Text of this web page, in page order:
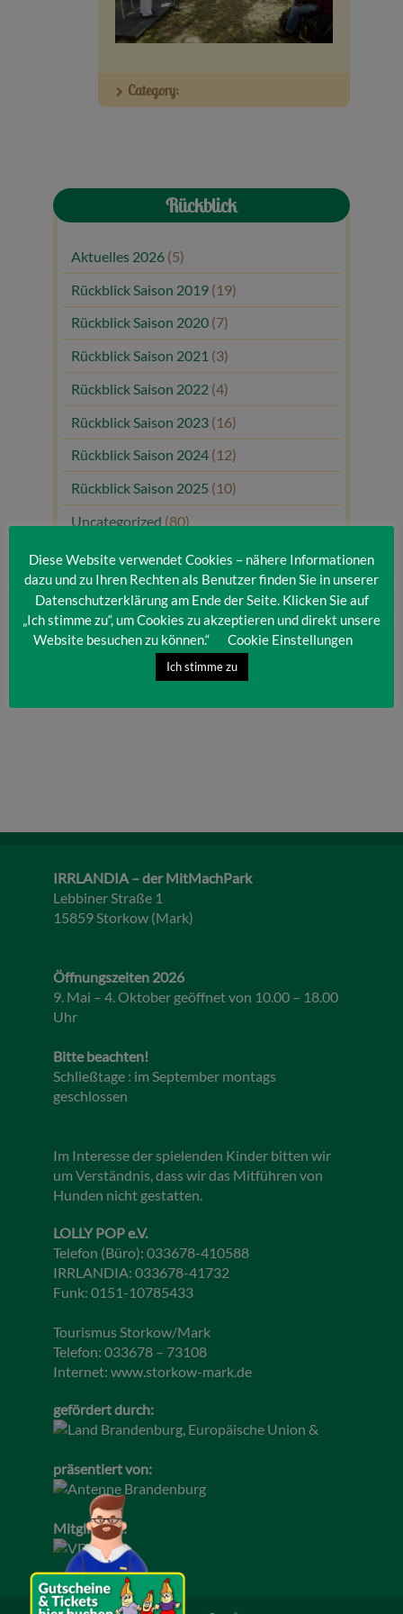
Veranstaltungen
Baumpaten
Category:
Rückblick
Aktuelles 2026 (5)
Rückblick Saison 2019 (19)
Rückblick Saison 2020 (7)
Rückblick Saison 2021 (3)
Rückblick Saison 2022 (4)
Rückblick Saison 2023 (16)
Rückblick Saison 2024 (12)
Rückblick Saison 2025 (10)
Uncategorized (80)
Unsere Gäste(1)
IRRLANDIA – der MitMachPark
Lebbiner Straße 1
15859 Storkow (Mark)
Öffnungszeiten 2026
9. Mai – 4. Oktober geöffnet von 10.00 – 18.00
Uhr
Bitte beachten!
Schließtage : im September montags
geschlossen
Im Interesse der spielenden Kinder bitten wir
um Verständnis, dass wir das Mitführen von
Hunden nicht gestatten.
LOLLY POP e.V.
Telefon (Büro): 033678-410588
IRRLANDIA: 033678-41732
Funk: 0151-10785433
Tourismus Storkow/Mark
Telefon: 033678 – 73108
Internet: www.storkow-mark.de
gefördert durch:
präsentiert von:
Mitglied im:
Diese Website verwendet Cookies – nähere Informationen
dazu und zu Ihren Rechten als Benutzer finden Sie in unserer
Datenschutzerklärung am Ende der Seite. Klicken Sie auf
„Ich stimme zu“, um Cookies zu akzeptieren und direkt unsere
Website besuchen zu können.“
Cookie Einstellungen
Ich stimme zu